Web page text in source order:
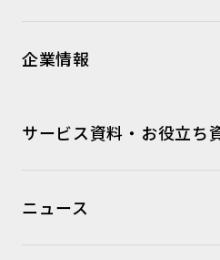
企業情報
サービス資料・お役立ち
ニュース